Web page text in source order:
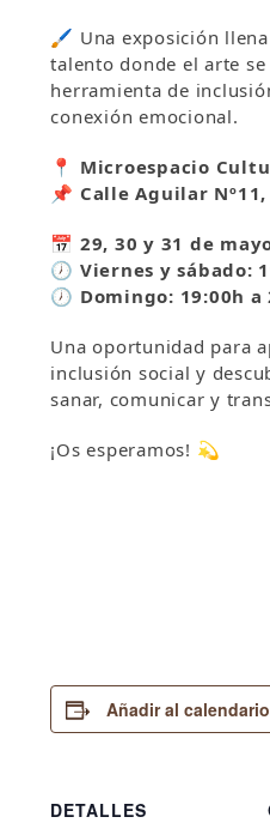
🖌️ Una exposición
talento donde el arte
herramienta de
conexión emocional.
📍 Microespacio
📌 Calle Aguilar
📅 29, 30 y 31 de
🕖 Viernes y sábado:
🕖 Domingo: 19:00h a
Una oportunidad para
inclusión social y
sanar, comunicar y
¡Os esperamos! 💫
Añadir al calendario
DETALLES